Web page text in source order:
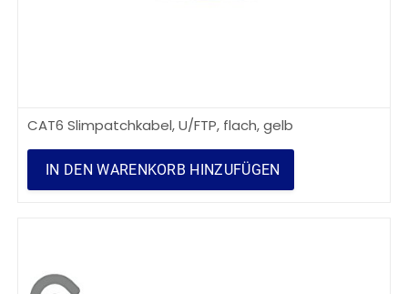
CAT6 Slimpatchkabel, U/FTP, flach, gelb
IN DEN WARENKORB HINZUFÜGEN